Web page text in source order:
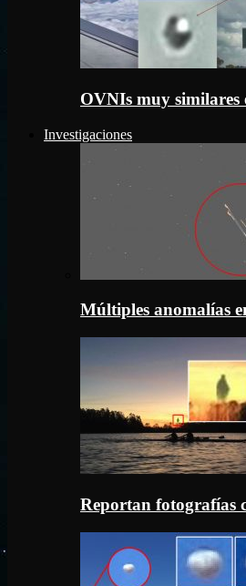
OVNIs muy similares
Investigaciones
Múltiples anomalías
Reportan fotografías